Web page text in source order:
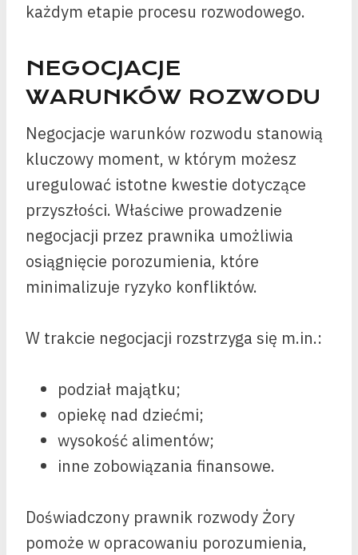
każdym etapie procesu rozwodowego.
NEGOCJACJE
WARUNKÓW ROZWODU
Negocjacje warunków rozwodu stanowią
kluczowy moment, w którym możesz
uregulować istotne kwestie dotyczące
przyszłości. Właściwe prowadzenie
negocjacji przez prawnika umożliwia
osiągnięcie porozumienia, które
minimalizuje ryzyko konfliktów.
W trakcie negocjacji rozstrzyga się m.in.:
podział majątku;
opiekę nad dziećmi;
wysokość alimentów;
inne zobowiązania finansowe.
Doświadczony prawnik rozwody Żory
pomoże w opracowaniu porozumienia,